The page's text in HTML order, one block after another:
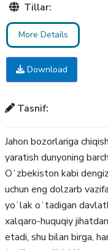
Tillar:
More Details
Download
Tasnif:
Jahon bozorlariga
yaratish dunyoning
Oʻzbekiston kabi
uchun eng dolzarb
yoʻlak oʻtadigan
xalqaro-huquqiy
etadi, shu bilan birga,